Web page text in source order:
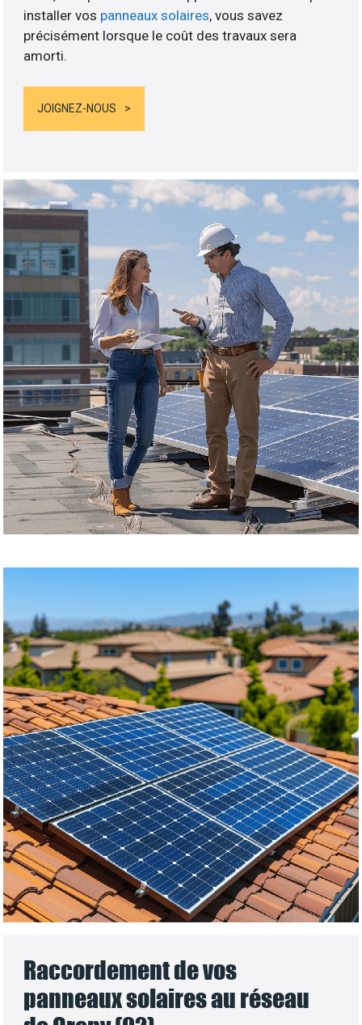
installer vos panneaux solaires, vous savez
précisément lorsque le coût des travaux sera
amorti.
JOIGNEZ-NOUS
Raccordement de vos
panneaux solaires au réseau